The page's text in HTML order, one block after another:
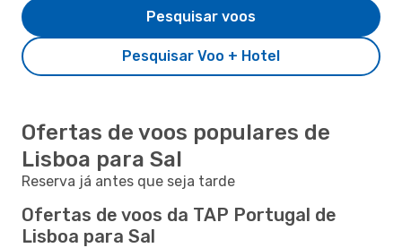
Pesquisar Voo + Hotel
Pesquisar voos
Ofertas de voos populares de
Lisboa para Sal
Reserva já antes que seja tarde
Ofertas de voos da TAP Portugal de
Lisboa para Sal